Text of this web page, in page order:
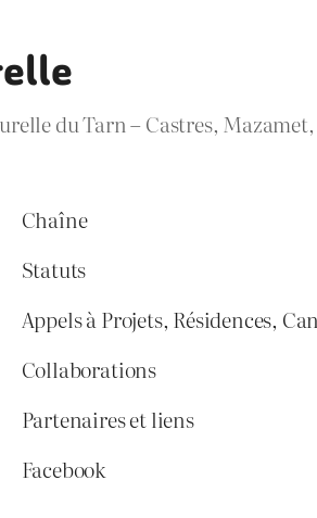
du Tarn – Castres,
Chaîne
Statuts
Appels à Projets, Résidences,
Collaborations
Partenaires et liens
Facebook